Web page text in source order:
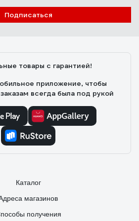
Подписаться
товары с гарантией!
приложение, чтобы
всегда была под рукой
Каталог
магазинов
получения